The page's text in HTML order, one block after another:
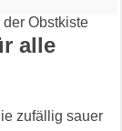
alle
zufällig sauer